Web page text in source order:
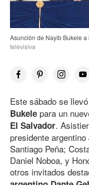
Asunción de Nayib Bukele a
televisiva
Este sábado se
Bukele para un
El Salvador.
presidente
Santiago Peña;
Daniel Noboa, y
otros invitados